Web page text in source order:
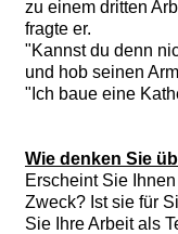
zu einem dritten
fragte er.
"Kannst du denn
und hob seinen
"Ich baue eine
Wie denken Sie
Erscheint Sie
Zweck? Ist sie für
Sie Ihre Arbeit als